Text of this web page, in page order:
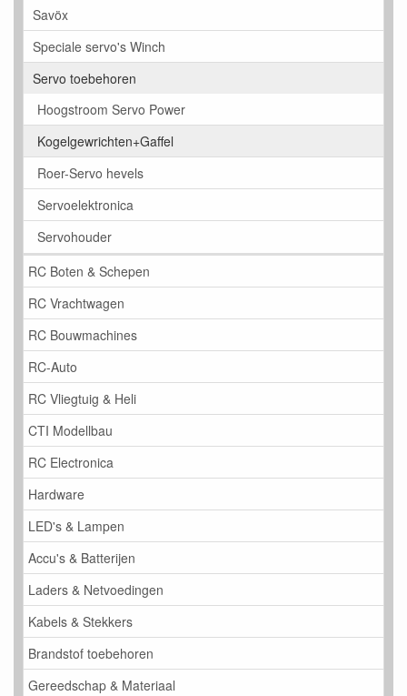
Savöx
Speciale servo's Winch
Servo toebehoren
Hoogstroom Servo Power
Kogelgewrichten+Gaffel
Roer-Servo hevels
Servoelektronica
Servohouder
RC Boten & Schepen
RC Vrachtwagen
RC Bouwmachines
RC-Auto
RC Vliegtuig & Heli
CTI Modellbau
RC Electronica
Hardware
LED's & Lampen
Accu's & Batterijen
Laders & Netvoedingen
Kabels & Stekkers
Brandstof toebehoren
Gereedschap & Materiaal